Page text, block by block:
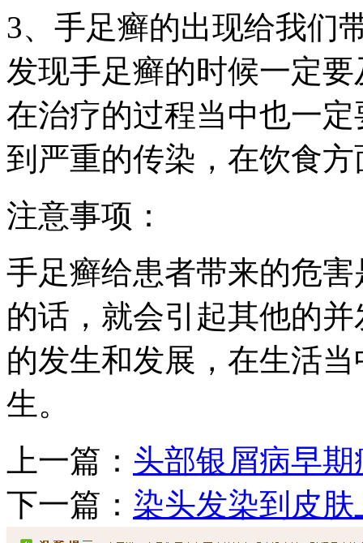
3、手足癣的出现给我们
发现手足癣的时候一定
在治疗的过程当中也一
到严重的传染，在饮食
注意事项：
手足癣给患者带来的危
的话，就会引起其他的
的发生和发展，在生活
生。
上一篇： 头部银屑病早期
下一篇： 染头发染到皮